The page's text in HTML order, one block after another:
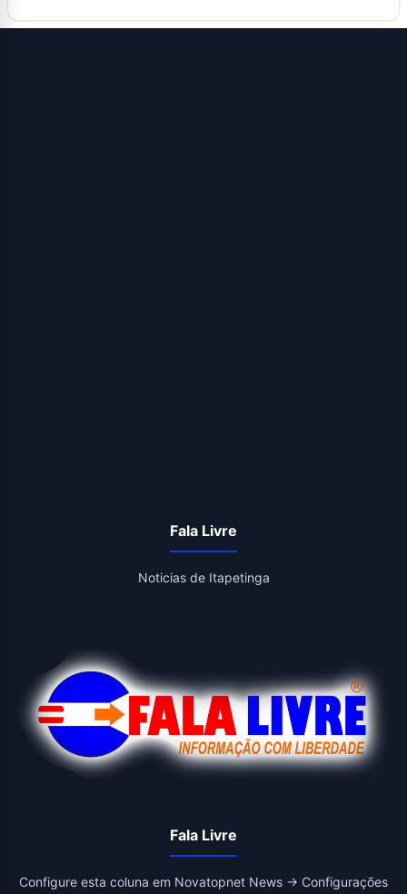
Fala Livre
Noticias de Itapetinga
Fala Livre
Configure esta coluna em Novatopnet News → Configurações